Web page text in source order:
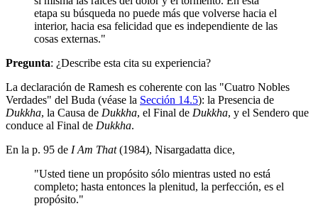
etapa su búsqueda no puede más que volverse hacia el
interior, hacia esa felicidad que es independiente de las
cosas externas."
Pregunta: ¿Describe esta cita su experiencia?
La declaración de Ramesh es coherente con las "Cuatro Nobles
Verdades" del Buda (véase la Sección 14.5): la Presencia de
Dukkha, la Causa de Dukkha, el Final de Dukkha, y el Sendero que
conduce al Final de Dukkha.
En la p. 95 de I Am That(1984), Nisargadatta dice,
"Usted tiene un propósito sólo mientras usted no está
completo; hasta entonces la plenitud, la perfección, es el
propósito."